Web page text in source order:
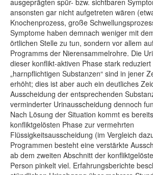
ausgeprägten spür- bzw. sichtbaren
ansonsten gar nicht aufgetreten wären
Knochenprozess, große
Symptome haben demnach weniger mit
örtlichen Stelle zu tun, sondern vor allem
Programms der Nierensammelrohre. Die
dieser konflikt-aktiven Phase stark
„harnpflichtigen Substanzen“ sind in jener
erhöht; dies ist aber auch ein deutliches
Ausscheidung der entsprechenden
verminderter Urinausscheidung dennoch
Nach Lösung der Situation kommt es
konfliktgelösten Phase zur vermehrten
Flüssigkeitsausscheidung (im Vergleich
Programmen besteht eine verstärkte
ab dem zweiten Abschnitt der
Person pinkelt viel. Erfahrungsberichte